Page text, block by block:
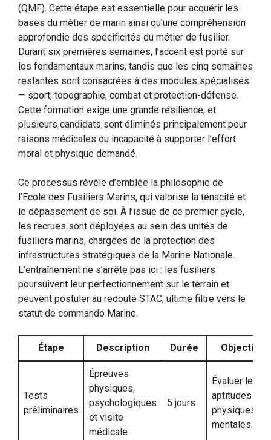
(QMF). Cette étape est essentielle pour acquérir les
bases du métier de marin ainsi qu’une compréhension
approfondie des spécificités du métier de fusilier.
Durant six premières semaines, l’accent est porté sur
les fondamentaux marins, tandis que les cinq semaines
restantes sont consacrées à des modules spécialisés
— sport, topographie, combat et protection-défense.
Cette formation exige une grande résilience, et
plusieurs candidats sont éliminés principalement pour
raisons médicales ou incapacité à supporter l’effort
moral et physique demandé.
Ce processus révèle d’emblée la philosophie de
l’Ecole des Fusiliers Marins, qui valorise la ténacité et
le dépassement de soi. À l’issue de ce premier cycle,
les recrues sont déployées au sein des unités de
fusiliers marins, chargées de la protection des
infrastructures stratégiques de la Marine Nationale.
L’entraînement ne s’arrête pas ici : les fusiliers
poursuivent leur perfectionnement sur le terrain et
peuvent postuler au redouté STAC, ultime filtre vers le
statut de commando Marine.
Étape Description Durée Objectif
Tests
préliminaires
Épreuves
physiques,
psychologiques
et visite
médicale
5 jours
Évaluer les
aptitudes
physiques et
mentales